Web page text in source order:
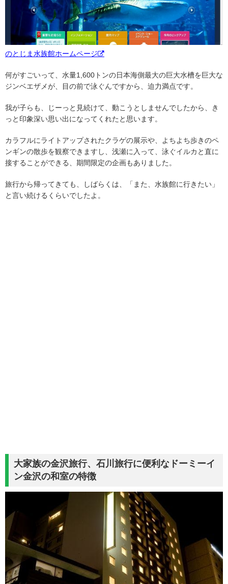
のとじま水族館ホームページ
何がすごいって、水量1,600トンの日本海側最大の巨大水槽を巨大な
ジンベエザメが、目の前で泳ぐんですから、迫力満点です。
我が子らも、じーっと見続けて、動こうとしませんでしたから、き
っと印象深い思い出になってくれたと思います。
カラフルにライトアップされたクラゲの展示や、よちよち歩きのペ
ンギンの散歩を観察できますし、浅瀬に入って、泳ぐイルカと直に
接することができる、期間限定の企画もありました。
旅行から帰ってきても、しばらくは、「また、水族館に行きたい」
と言い続けるくらいでしたよ。
大家族の金沢旅行、石川旅行に便利なドーミーイ
ン金沢の和室の特徴